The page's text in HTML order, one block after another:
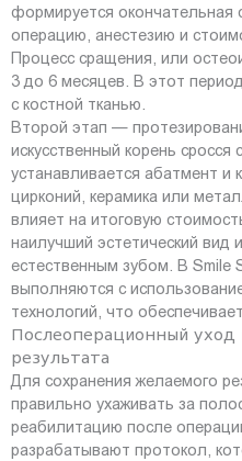
формируется окончательная
операцию, анестезию и
Процесс сращения, или
3 до 6 месяцев. В этот
с костной тканью.
Второй этап —
искусственный корень сросся
устанавливается абатмент
цирконий, керамика или
влияет на итоговую
наилучший эстетический вид
естественным зубом. В Smile
выполняются с
технологий, что
Послеоперационный уход
результата
Для сохранения желаемого
правильно ухаживать за
реабилитацию после
разрабатывают протокол,